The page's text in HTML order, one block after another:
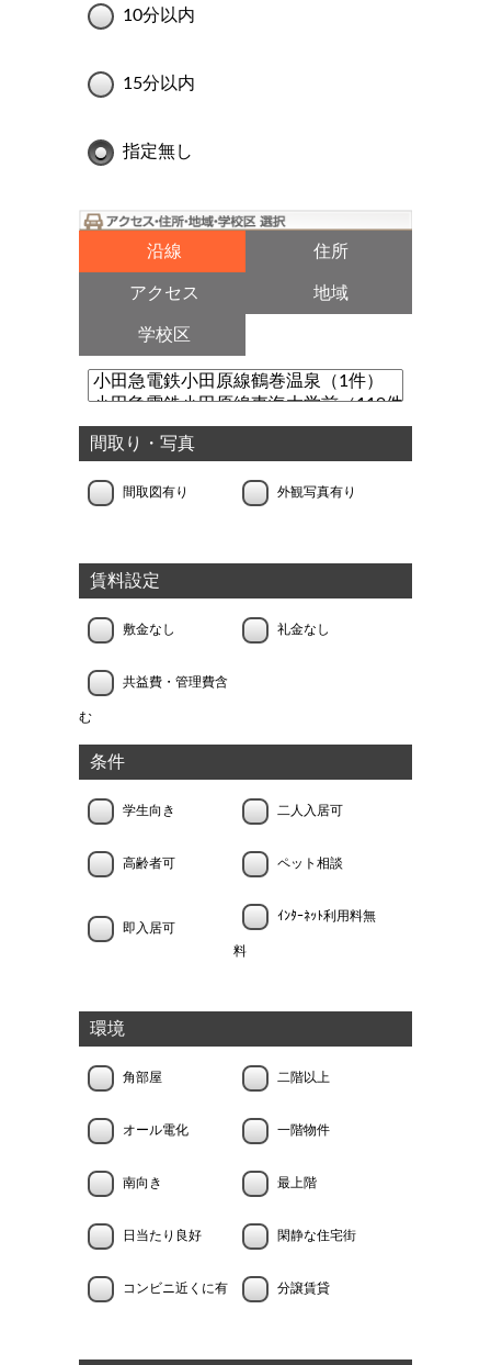
10分以内
15分以内
指定無し
沿線 住所
アクセス 地域
学校区
間取り・写真
間取図有り 外観写真有り
賃料設定
敷金なし 礼金なし
共益費・管理費含
む
条件
学生向き 二人入居可
高齢者可 ペット相談
即入居可
ｲﾝﾀｰﾈｯﾄ利用料無
料
環境
角部屋 二階以上
オール電化 一階物件
南向き 最上階
日当たり良好 閑静な住宅街
コンビニ近くに有 分譲賃貸